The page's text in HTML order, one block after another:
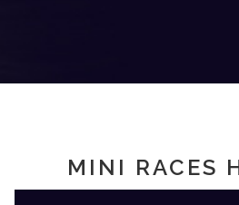
MINI RACES